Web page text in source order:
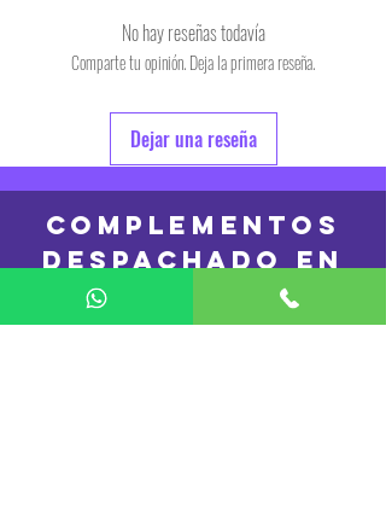
No hay reseñas todavía
Comparte tu opinión. Deja la primera reseña.
Dejar una reseña
COMPLEMENTOS
DESPACHADO en